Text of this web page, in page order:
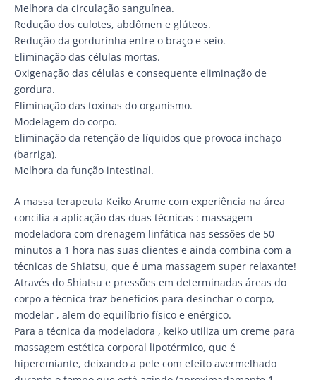
Melhora da circulação sanguínea.
Redução dos culotes, abdômen e glúteos.
Redução da gordurinha entre o braço e seio.
Eliminação das células mortas.
Oxigenação das células e consequente eliminação de
gordura.
Eliminação das toxinas do organismo.
Modelagem do corpo.
Eliminação da retenção de líquidos que provoca inchaço
(barriga).
Melhora da função intestinal.
A massa terapeuta Keiko Arume com experiência na área
concilia a aplicação das duas técnicas : massagem
modeladora com drenagem linfática nas sessões de 50
minutos a 1 hora nas suas clientes e ainda combina com a
técnicas de Shiatsu, que é uma massagem super relaxante!
Através do Shiatsu e pressões em determinadas áreas do
corpo a técnica traz benefícios para desinchar o corpo,
modelar , alem do equilíbrio físico e enérgico.
Para a técnica da modeladora , keiko utiliza um creme para
massagem estética corporal lipotérmico, que é
hiperemiante, deixando a pele com efeito avermelhado